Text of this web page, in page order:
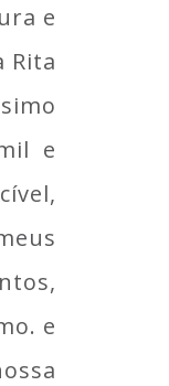
e
Rita
e
e